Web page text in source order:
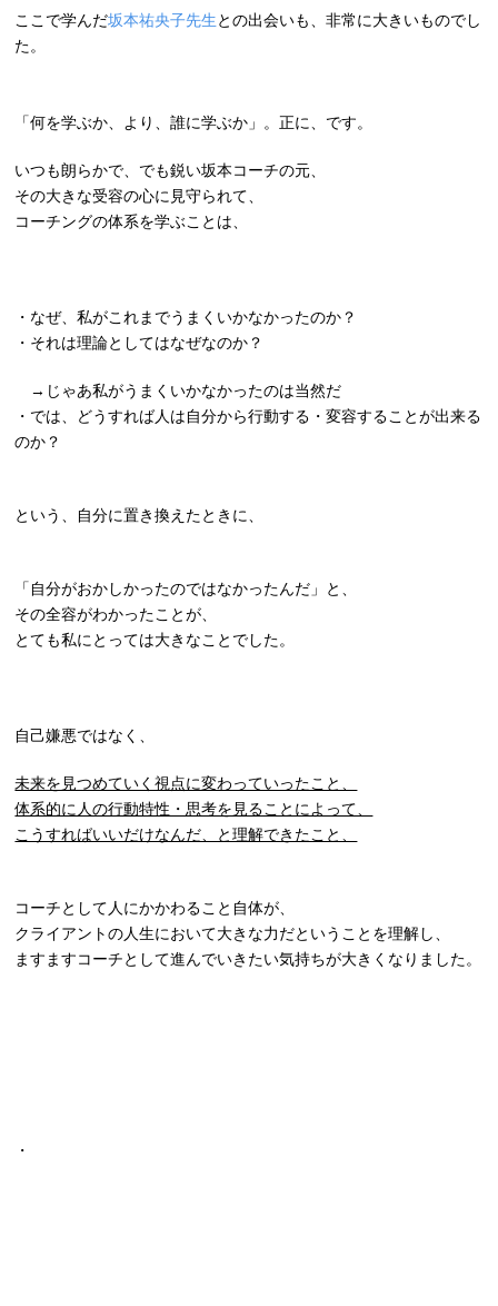
ここで学んだ坂本祐央子先生との出会いも、非常に大きいものでし
た。
「何を学ぶか、より、誰に学ぶか」。正に、です。
いつも朗らかで、でも鋭い坂本コーチの元、
その大きな受容の心に見守られて、
コーチングの体系を学ぶことは、
・なぜ、私がこれまでうまくいかなかったのか？
・それは理論としてはなぜなのか？
→じゃあ私がうまくいかなかったのは当然だ
・では、どうすれば人は自分から行動する・変容することが出来る
のか？
という、自分に置き換えたときに、
「自分がおかしかったのではなかったんだ」と、
その全容がわかったことが、
とても私にとっては大きなことでした。
自己嫌悪ではなく、
未来を見つめていく視点に変わっていったこと、
体系的に人の行動特性・思考を見ることによって、
こうすればいいだけなんだ、と理解できたこと、
コーチとして人にかかわること自体が、
クライアントの人生において大きな力だということを理解し、
ますますコーチとして進んでいきたい気持ちが大きくなりました。
・